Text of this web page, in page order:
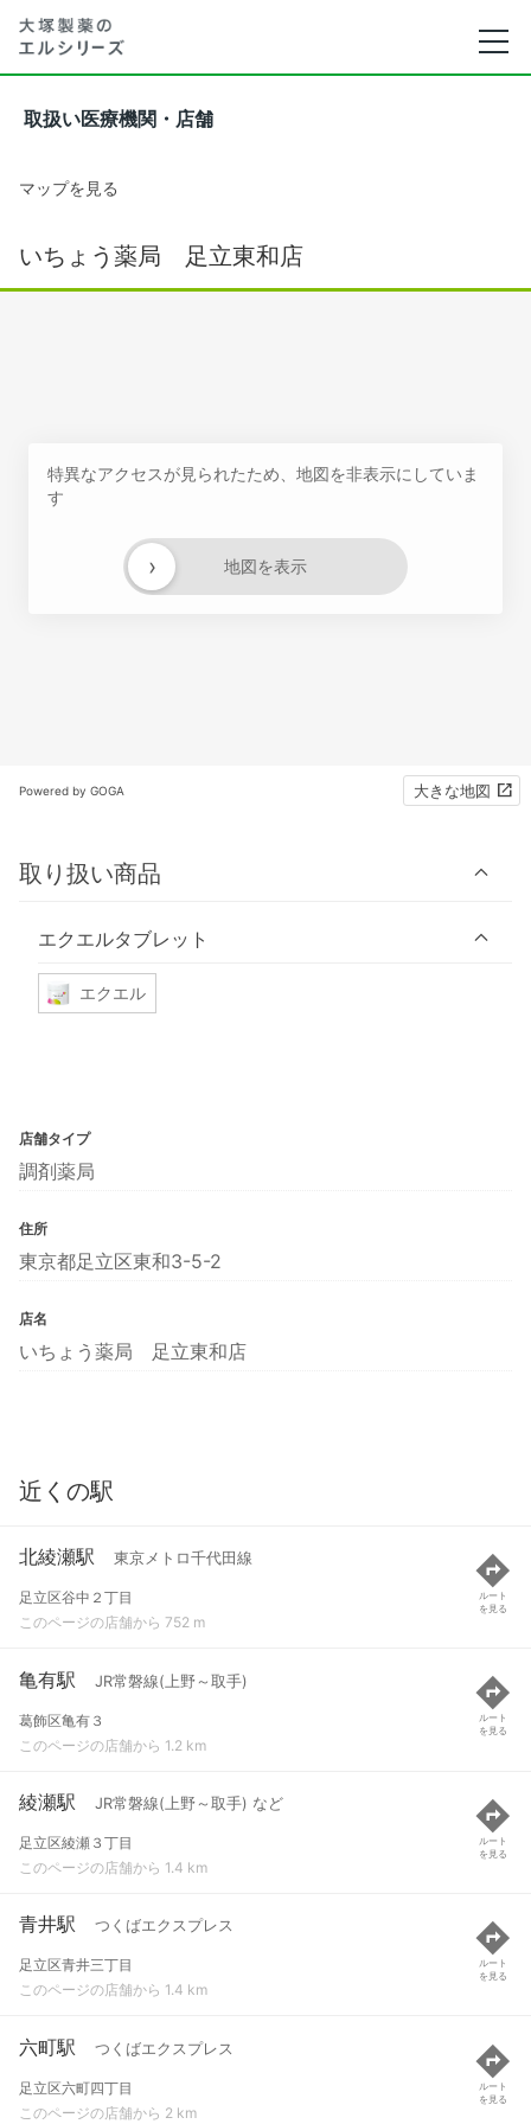
取扱い医療機関・店舗
マップを見る
いちょう薬局 足立東和店
特異なアクセスが見られたため、地図を非表示にしていま
す
地図を表示
›
Powered by GOGA 大きな地図
取り扱い商品
エクエルタブレット
エクエル
店舗タイプ
調剤薬局
住所
東京都足立区東和3-5-2
店名
いちょう薬局 足立東和店
近くの駅
北綾瀬駅 東京メトロ千代田線
足立区谷中２丁目
このページの店舗から 752 m
ルート
を見る
亀有駅 JR常磐線(上野～取手)
葛飾区亀有３
このページの店舗から 1.2 km
ルート
を見る
綾瀬駅 JR常磐線(上野～取手) など
足立区綾瀬３丁目
このページの店舗から 1.4 km
ルート
を見る
青井駅 つくばエクスプレス
足立区青井三丁目
このページの店舗から 1.4 km
ルート
を見る
六町駅 つくばエクスプレス
足立区六町四丁目
このページの店舗から 2 km
ルート
を見る